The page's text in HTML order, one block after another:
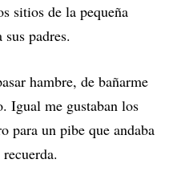
sitios de la pequeña
padres.
hambre, de bañarme
Igual me gustaban los
para un pibe que andaba